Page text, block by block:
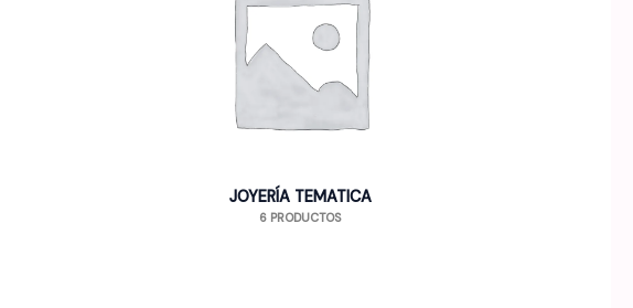
JOYERÍA TEMATICA
6 PRODUCTOS